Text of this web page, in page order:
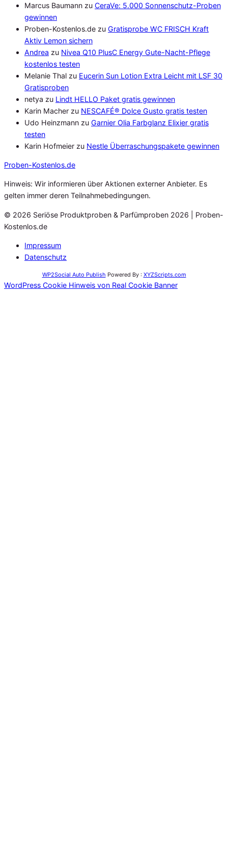
Marcus Baumann zu CeraVe: 5.000 Sonnenschutz-Proben
gewinnen
Proben-Kostenlos.de zu Gratisprobe WC FRISCH Kraft
Aktiv Lemon sichern
Andrea zu Nivea Q10 PlusC Energy Gute-Nacht-Pflege
kostenlos testen
Melanie Thal zu Eucerin Sun Lotion Extra Leicht mit LSF 30
Gratisproben
netya zu Lindt HELLO Paket gratis gewinnen
Karin Macher zu NESCAFÉ® Dolce Gusto gratis testen
Udo Heinzmann zu Garnier Olia Farbglanz Elixier gratis
testen
Karin Hofmeier zu Nestle Überraschungspakete gewinnen
Proben-Kostenlos.de
Hinweis: Wir informieren über Aktionen externer Anbieter. Es
gelten immer deren Teilnahmebedingungen.
© 2026 Seriöse Produktproben & Parfümproben 2026 | Proben-
Kostenlos.de
Impressum
Datenschutz
WP2Social Auto Publish Powered By : XYZScripts.com
WordPress Cookie Hinweis von Real Cookie Banner